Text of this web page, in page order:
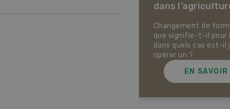
et la production animale
Pistes pour se protéger
la chaleur, la sécheresse ainsi
dans
Changement de
que signifie-t-il pour
dans quels cas est-il
opérer un ?
EN